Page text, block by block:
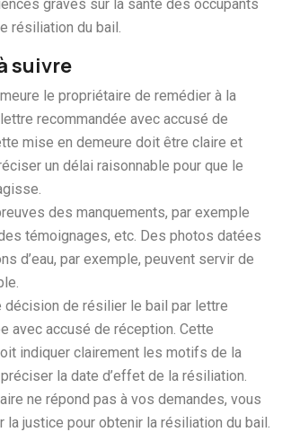
graves sur la santé des occupants
résiliation du bail.
suivre
le propriétaire de remédier à la
recommandée avec accusé de
mise en demeure doit être claire et
un délai raisonnable pour que le
des manquements, par exemple
témoignages, etc. Des photos datées
d’eau, par exemple, peuvent servir de
décision de résilier le bail par lettre
avec accusé de réception. Cette
indiquer clairement les motifs de la
la date d’effet de la résiliation.
ne répond pas à vos demandes, vous
la justice pour obtenir la résiliation du bail.